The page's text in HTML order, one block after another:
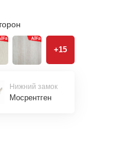
+15
Нижний замок
Мосрентген